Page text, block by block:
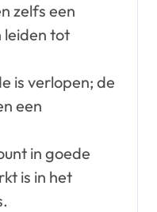
zelfs een
leiden tot
is verlopen; de
een
in goede
is in het